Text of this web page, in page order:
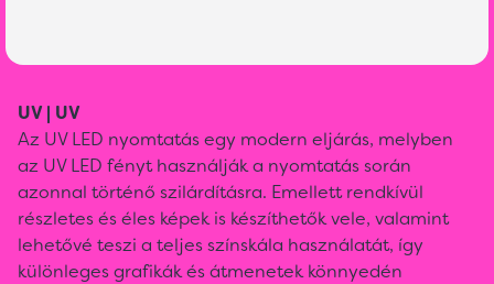
UV | UV
Az UV LED nyomtatás egy modern eljárás, melyben
az UV LED fényt használják a nyomtatás során
azonnal történő szilárdításra. Emellett rendkívül
részletes és éles képek is készíthetők vele, valamint
lehetővé teszi a teljes színskála használatát, így
különleges grafikák és átmenetek könnyedén